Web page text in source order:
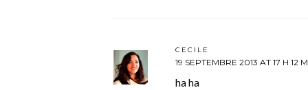
CECILE
19 SEPTEMBRE 2013 AT 17 H 12
ha ha